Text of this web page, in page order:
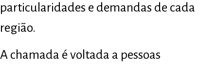
particularidades e demandas de cada
região.
A chamada é voltada a pessoas